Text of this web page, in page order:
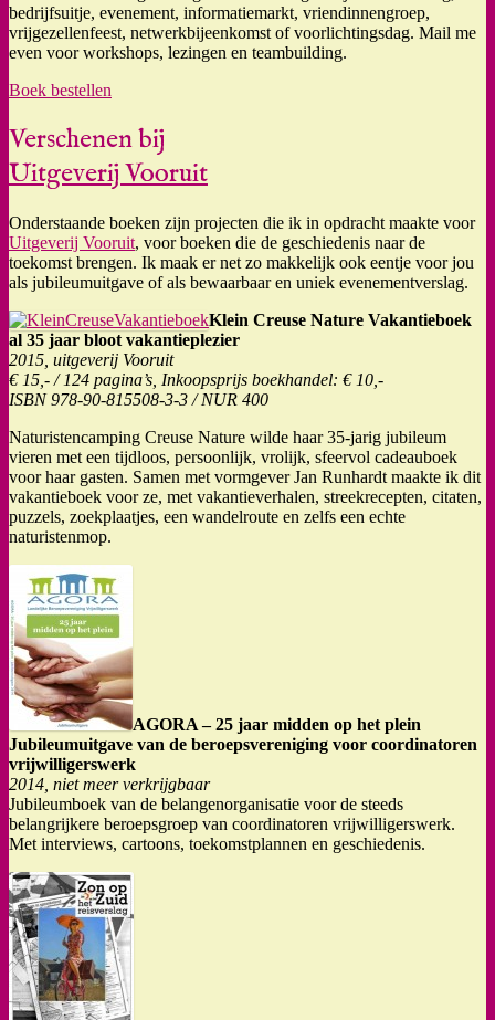
bedrijfsuitje, evenement, informatiemarkt, vriendinnengroep,
vrijgezellenfeest, netwerkbijeenkomst of voorlichtingsdag. Mail me
even voor workshops, lezingen en teambuilding.
Boek bestellen
Verschenen bij
Uitgeverij Vooruit
Onderstaande boeken zijn projecten die ik in opdracht maakte voor
Uitgeverij Vooruit, voor boeken die de geschiedenis naar de
toekomst brengen. Ik maak er net zo makkelijk ook eentje voor jou
als jubileumuitgave of als bewaarbaar en uniek evenementverslag.
Klein Creuse Nature Vakantieboek
al 35 jaar bloot vakantieplezier
2015, uitgeverij Vooruit
€ 15,- / 124 pagina’s, Inkoopsprijs boekhandel: € 10,-
ISBN 978-90-815508-3-3 / NUR 400
Naturistencamping Creuse Nature wilde haar 35-jarig jubileum
vieren met een tijdloos, persoonlijk, vrolijk, sfeervol cadeauboek
voor haar gasten. Samen met vormgever Jan Runhardt maakte ik dit
vakantieboek voor ze, met vakantieverhalen, streekrecepten, citaten,
puzzels, zoekplaatjes, een wandelroute en zelfs een echte
naturistenmop.
AGORA – 25 jaar midden op het plein
Jubileumuitgave van de beroepsvereniging voor coordinatoren
vrijwilligerswerk
2014, niet meer verkrijgbaar
Jubileumboek van de belangenorganisatie voor de steeds
belangrijkere beroepsgroep van coordinatoren vrijwilligerswerk.
Met interviews, cartoons, toekomstplannen en geschiedenis.